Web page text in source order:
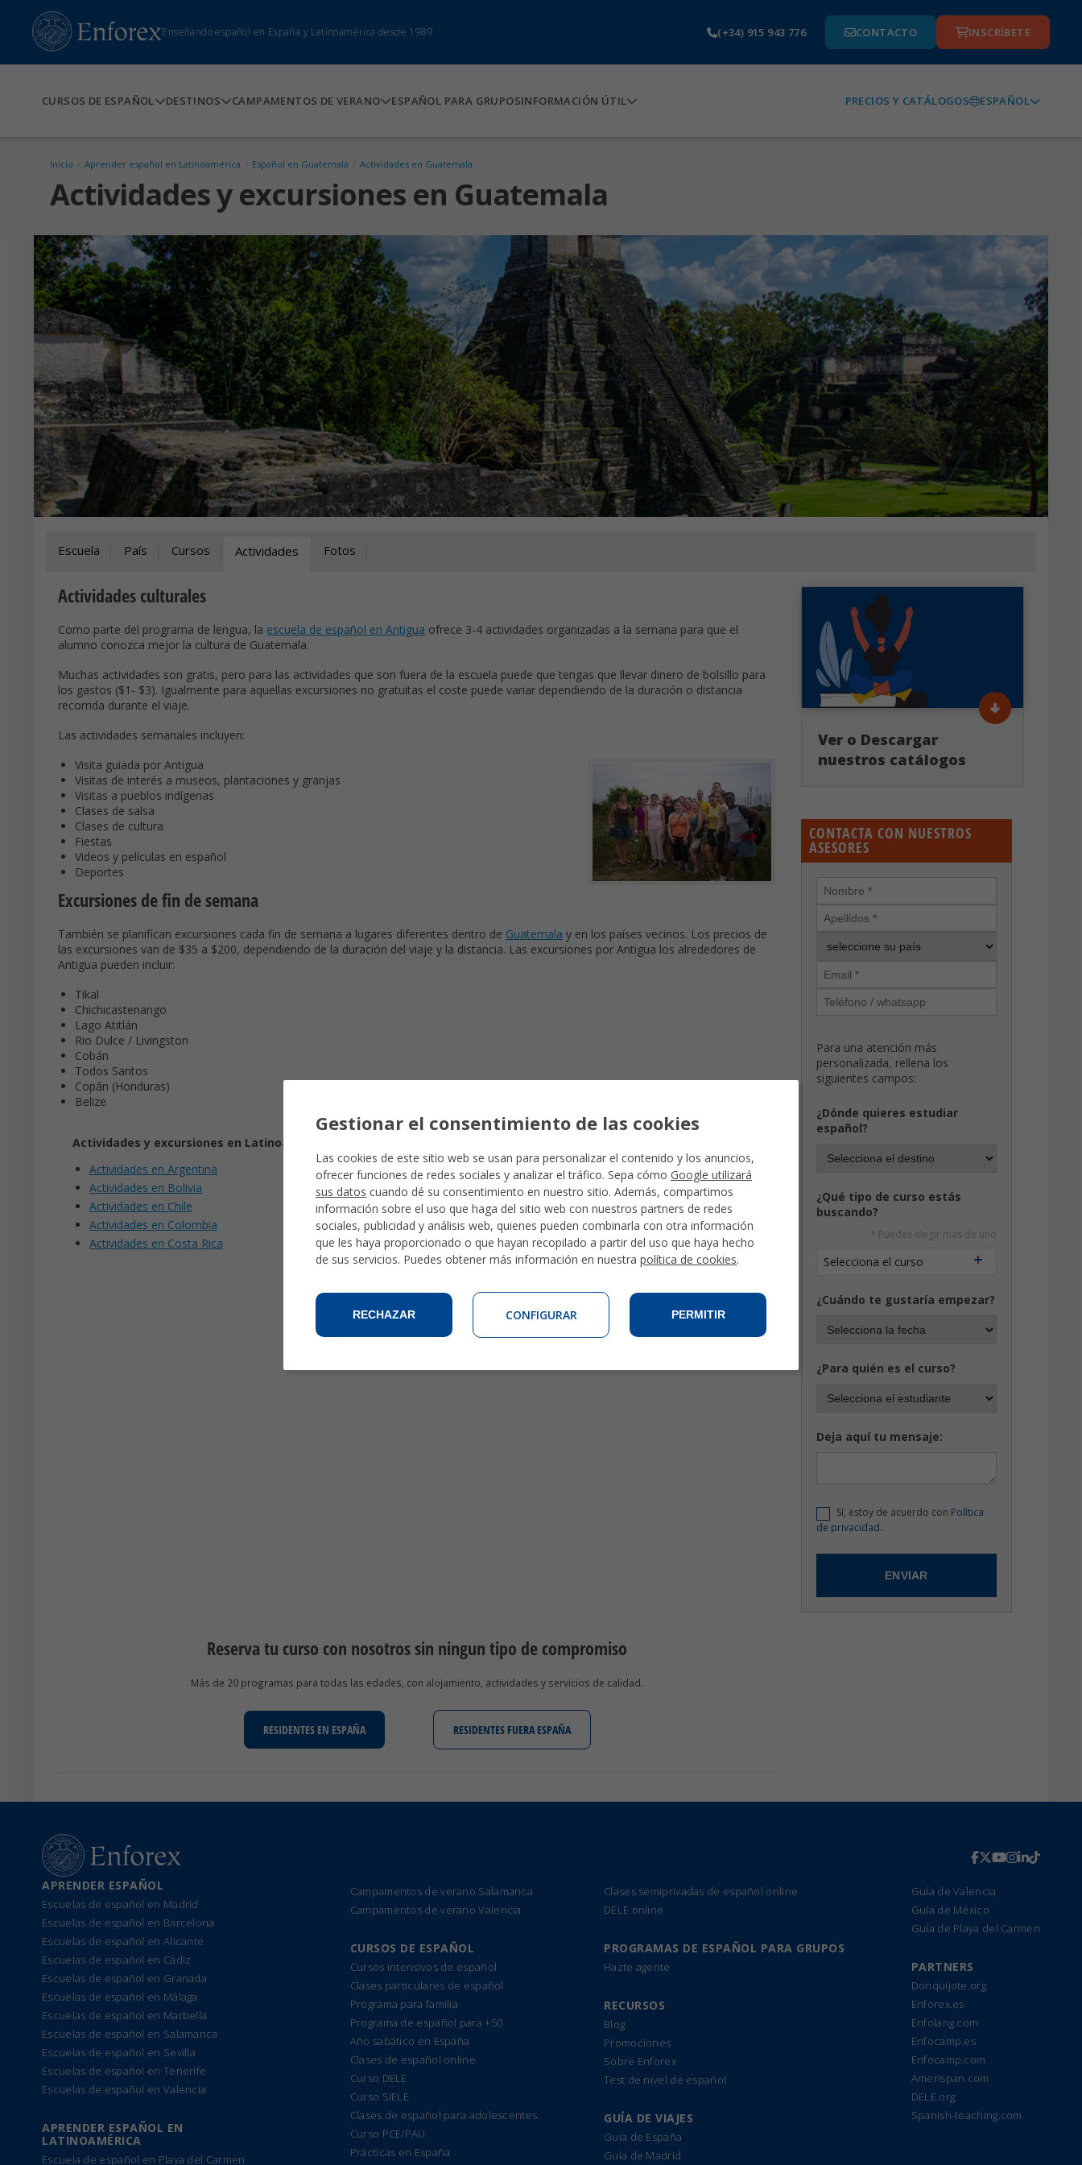
Enseñando español en España y Latinoamérica desde 1989 (+34) 915 943 776 CONTACTO INSCRÍBETE
CURSOS DE ESPAÑOL DESTINOS CAMPAMENTOS DE VERANO ESPAÑOL PARA GRUPOSINFORMACIÓN ÚTIL PRECIOS Y CATÁLOGOS ESPAÑOL
Inicio Aprender español en Latinoamérica Español en Guatemala Actividades en Guatemala
Actividades y excursiones en Guatemala
Escuela País Cursos Actividades Fotos
Actividades culturales
Como parte del programa de lengua, la escuela de español en Antigua ofrece 3-4 actividades organizadas a la semana para que el
alumno conozca mejor la cultura de Guatemala.
Muchas actividades son gratis, pero para las actividades que son fuera de la escuela puede que tengas que llevar dinero de bolsillo para
los gastos ($1- $3). Igualmente para aquellas excursiones no gratuitas el coste puede variar dependiendo de la duración o distancia
recorrida durante el viaje.
Las actividades semanales incluyen:
Visita guiada por Antigua
Visitas de interés a museos, plantaciones y granjas
Visitas a pueblos indígenas
Clases de salsa
Clases de cultura
Fiestas
Videos y películas en español
Deportes
Excursiones de fin de semana
También se planifican excursiones cada fin de semana a lugares diferentes dentro de Guatemala y en los países vecinos. Los precios de
las excursiones van de $35 a $200, dependiendo de la duración del viaje y la distancia. Las excursiones por Antigua los alrededores de
Antigua pueden incluir:
Tikal
Chichicastenango
Lago Atitlán
Rio Dulce / Livingston
Cobán
Todos Santos
Copán (Honduras)
Belize
Actividades y excursiones en Latinoamérica
Actividades en Argentina
Actividades en Bolivia
Actividades en Chile
Actividades en Colombia
Actividades en Costa Rica
Actividades en Cuba
Actividades en Ecuador
Actividades en Méjico
Actividades en Perú
Actividades en la República Dominicana
Ver o Descargar
nuestros catálogos
CONTACTA CON NUESTROS
ASESORES
Para una atención más
personalizada, rellena los
siguientes campos:
¿Dónde quieres estudiar
español?
¿Qué tipo de curso estás
buscando?
* Puedes elegir más de uno
Selecciona el curso
¿Cuándo te gustaría empezar?
¿Para quién es el curso?
Deja aquí tu mensaje:
Sí, estoy de acuerdo con Política
de privacidad.
Reserva tu curso con nosotros sin ningun tipo de compromiso
Más de 20 programas para todas las edades, con alojamiento, actividades y servicios de calidad.
RESIDENTES EN ESPAÑA RESIDENTES FUERA ESPAÑA
APRENDER ESPAÑOL
Escuelas de español en Madrid
Escuelas de español en Barcelona
Escuelas de español en Alicante
Escuelas de español en Cádiz
Escuelas de español en Granada
Escuelas de español en Málaga
Escuelas de español en Marbella
Escuelas de español en Salamanca
Escuelas de español en Sevilla
Escuelas de español en Tenerife
Escuelas de español en Valencia
APRENDER ESPAÑOL EN
LATINOAMÉRICA
Escuela de español en Playa del Carmen
Campamentos de verano Salamanca
Campamentos de verano Valencia
CURSOS DE ESPAÑOL
Cursos intensivos de español
Clases particulares de español
Programa para familia
Programa de español para +50
Año sabático en España
Clases de español online
Curso DELE
Curso SIELE
Clases de español para adolescentes
Curso PCE/PAU
Prácticas en España
Clases semiprivadas de español online
DELE online
PROGRAMAS DE ESPAÑOL PARA GRUPOS
Hazte agente
RECURSOS
Blog
Promociones
Sobre Enforex
Test de nivel de español
GUÍA DE VIAJES
Guía de España
Guía de Madrid
Guía de Valencia
Guía de México
Guía de Playa del Carmen
PARTNERS
Donquijote.org
Enforex.es
Enfolang.com
Enfocamp.es
Enfocamp.com
Amerispan.com
DELE.org
Spanish-teaching.com
Gestionar el consentimiento de las cookies
Las cookies de este sitio web se usan para personalizar el contenido y los anuncios,
ofrecer funciones de redes sociales y analizar el tráfico. Sepa cómo Google utilizará
sus datos cuando dé su consentimiento en nuestro sitio. Además, compartimos
información sobre el uso que haga del sitio web con nuestros partners de redes
sociales, publicidad y análisis web, quienes pueden combinarla con otra información
que les haya proporcionado o que hayan recopilado a partir del uso que haya hecho
de sus servicios. Puedes obtener más información en nuestra política de cookies.
RECHAZAR CONFIGURAR PERMITIR